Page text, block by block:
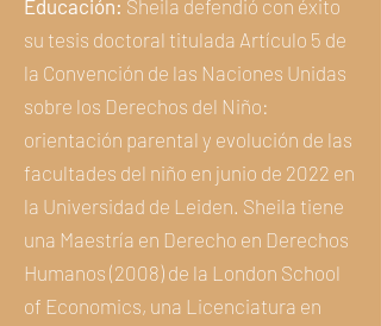
Educación: Sheila defendió con éxito
su tesis doctoral titulada Artículo 5 de
la Convención de las Naciones Unidas
sobre los Derechos del Niño:
orientación parental y evolución de las
facultades del niño en junio de 2022 en
la Universidad de Leiden. Sheila tiene
una Maestría en Derecho en Derechos
Humanos (2008) de la London School
of Economics, una Licenciatura en